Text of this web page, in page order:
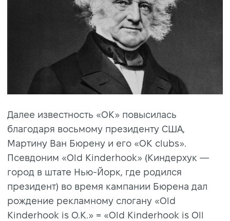
Далее известность «OK» повысилась
благодаря восьмому президенту США,
Мартину Ван Бюрену и его «OK clubs».
Псевдоним «Old Kinderhook» (Киндерхук —
город в штате Нью-Йорк, где родился
президент) во время кампании Бюрена дал
рождение рекламному слогану «Old
Kinderhook is O.K.» = «Old Kinderhook is Oll